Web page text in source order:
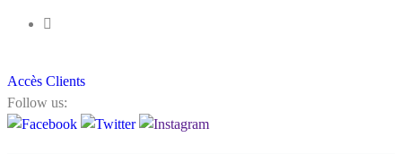
Accès Clients
Follow us: